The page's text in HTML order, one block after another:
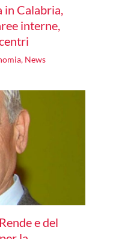
in Calabria,
interne,
, News
e del